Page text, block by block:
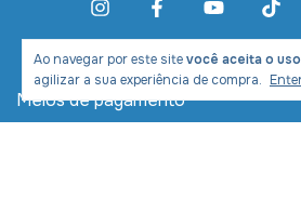
Ao navegar por este sitevocê aceita o
agilizar a sua experiência de compra.
Meios de pagamento